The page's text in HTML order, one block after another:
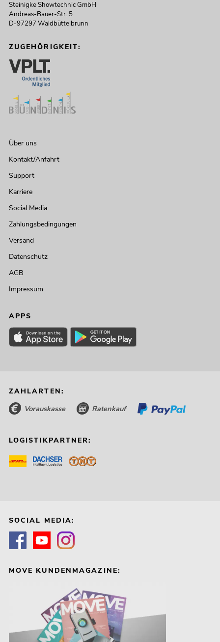
Steinigke Showtechnic GmbH
Andreas-Bauer-Str. 5
D-97297 Waldbüttelbrunn
ZUGEHÖRIGKEIT:
Über uns
Kontakt/Anfahrt
Support
Karriere
Social Media
Zahlungsbedingungen
Versand
Datenschutz
AGB
Impressum
APPS
ZAHLARTEN:
Vorauskasse Ratenkauf
LOGISTIKPARTNER:
SOCIAL MEDIA:
MOVE KUNDENMAGAZINE: